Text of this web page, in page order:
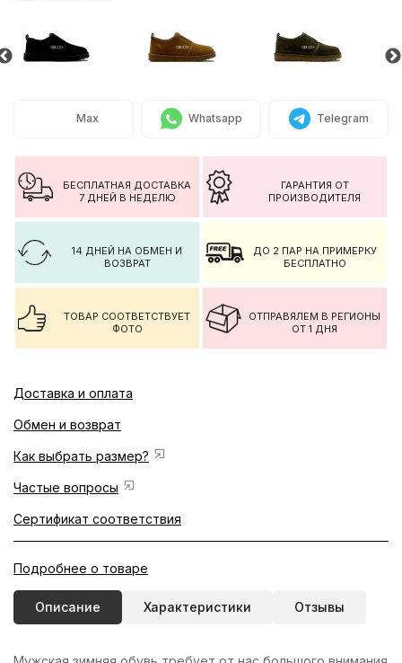
Max Whatsapp Telegram
БЕСПЛАТНАЯ ДОСТАВКА
7 ДНЕЙ В НЕДЕЛЮ
ГАРАНТИЯ ОТ
ПРОИЗВОДИТЕЛЯ
14 ДНЕЙ НА ОБМЕН И
ВОЗВРАТ
ДО 2 ПАР НА ПРИМЕРКУ
БЕСПЛАТНО
ТОВАР СООТВЕТСТВУЕТ
ФОТО
ОТПРАВЯЛЕМ В РЕГИОНЫ
ОТ 1 ДНЯ
Доставка и оплата
Обмен и возврат
Как выбрать размер?
Частые вопросы
Сертификат соответствия
Подробнее о товаре
Описание Характеристики Отзывы